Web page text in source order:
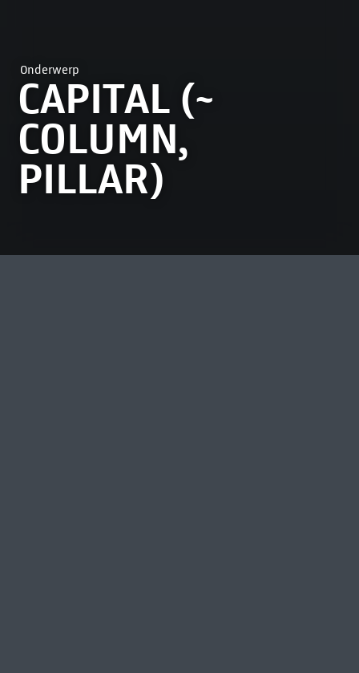
Onderwerp
CAPITAL (~
COLUMN,
PILLAR)